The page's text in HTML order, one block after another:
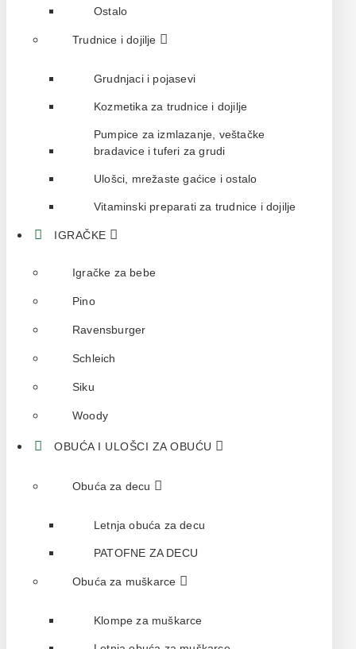
Ostalo
Trudnice i dojilje
Grudnjaci i pojasevi
Kozmetika za trudnice i dojilje
Pumpice za izmlazanje, veštačke
bradavice i tuferi za grudi
Ulošci, mrežaste gaćice i ostalo
Vitaminski preparati za trudnice i dojilje
IGRAČKE
Igračke za bebe
Pino
Ravensburger
Schleich
Siku
Woody
OBUĆA I ULOŠCI ZA OBUĆU
Obuća za decu
Letnja obuća za decu
PATOFNE ZA DECU
Obuća za muškarce
Klompe za muškarce